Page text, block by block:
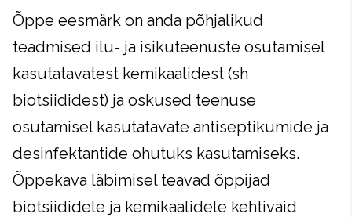
Õppe eesmärk on anda põhjalikud
teadmised ilu- ja isikuteenuste osutamisel
kasutatavatest kemikaalidest (sh
biotsiididest) ja oskused teenuse
osutamisel kasutatavate antiseptikumide ja
desinfektantide ohutuks kasutamiseks.
Õppekava läbimisel teavad õppijad
biotsiididele ja kemikaalidele kehtivaid